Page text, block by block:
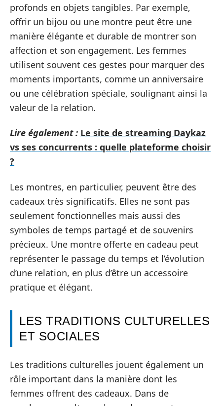
profonds en objets tangibles. Par exemple,
offrir un bijou ou une montre peut être une
manière élégante et durable de montrer son
affection et son engagement. Les femmes
utilisent souvent ces gestes pour marquer des
moments importants, comme un anniversaire
ou une célébration spéciale, soulignant ainsi la
valeur de la relation.
Lire également : Le site de streaming Daykaz
vs ses concurrents : quelle plateforme choisir
?
Les montres, en particulier, peuvent être des
cadeaux très significatifs. Elles ne sont pas
seulement fonctionnelles mais aussi des
symboles de temps partagé et de souvenirs
précieux. Une montre offerte en cadeau peut
représenter le passage du temps et l’évolution
d’une relation, en plus d’être un accessoire
pratique et élégant.
LES TRADITIONS CULTURELLES
ET SOCIALES
Les traditions culturelles jouent également un
rôle important dans la manière dont les
femmes offrent des cadeaux. Dans de